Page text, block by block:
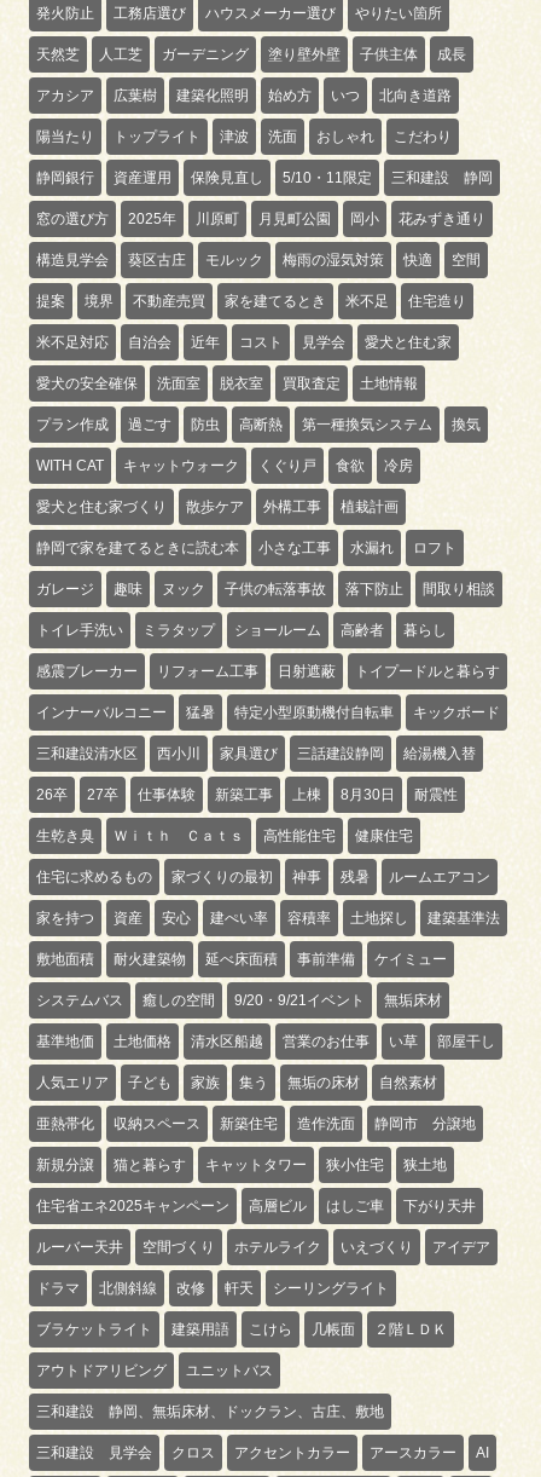
発火防止 工務店選び ハウスメーカー選び やりたい箇所
天然芝 人工芝 ガーデニング 塗り壁外壁 子供主体 成長
アカシア 広葉樹 建築化照明 始め方 いつ 北向き道路
陽当たり トップライト 津波 洗面 おしゃれ こだわり
静岡銀行 資産運用 保険見直し 5/10・11限定 三和建設 静岡
窓の選び方 2025年 川原町 月見町公園 岡小 花みずき通り
構造見学会 葵区古庄 モルック 梅雨の湿気対策 快適 空間
提案 境界 不動産売買 家を建てるとき 米不足 住宅造り
米不足対応 自治会 近年 コスト 見学会 愛犬と住む家
愛犬の安全確保 洗面室 脱衣室 買取査定 土地情報
プラン作成 過ごす 防虫 高断熱 第一種換気システム 換気
WITH CAT キャットウォーク くぐり戸 食欲 冷房
愛犬と住む家づくり 散歩ケア 外構工事 植栽計画
静岡で家を建てるときに読む本 小さな工事 水漏れ ロフト
ガレージ 趣味 ヌック 子供の転落事故 落下防止 間取り相談
トイレ手洗い ミラタップ ショールーム 高齢者 暮らし
感震ブレーカー リフォーム工事 日射遮蔽 トイプードルと暮らす
インナーバルコニー 猛暑 特定小型原動機付自転車 キックボード
三和建設清水区 西小川 家具選び 三話建設静岡 給湯機入替
26卒 27卒 仕事体験 新築工事 上棟 8月30日 耐震性
生乾き臭 Ｗｉｔｈ Ｃａｔｓ 高性能住宅 健康住宅
住宅に求めるもの 家づくりの最初 神事 残暑 ルームエアコン
家を持つ 資産 安心 建ぺい率 容積率 土地探し 建築基準法
敷地面積 耐火建築物 延べ床面積 事前準備 ケイミュー
システムバス 癒しの空間 9/20・9/21イベント 無垢床材
基準地価 土地価格 清水区船越 営業のお仕事 い草 部屋干し
人気エリア 子ども 家族 集う 無垢の床材 自然素材
亜熱帯化 収納スペース 新築住宅 造作洗面 静岡市 分譲地
新規分譲 猫と暮らす キャットタワー 狭小住宅 狭土地
住宅省エネ2025キャンペーン 高層ビル はしご車 下がり天井
ルーバー天井 空間づくり ホテルライク いえづくり アイデア
ドラマ 北側斜線 改修 軒天 シーリングライト
ブラケットライト 建築用語 こけら 几帳面 ２階ＬＤＫ
アウトドアリビング ユニットバス
三和建設 静岡、無垢床材、ドックラン、古庄、敷地
三和建設 見学会 クロス アクセントカラー アースカラー AI